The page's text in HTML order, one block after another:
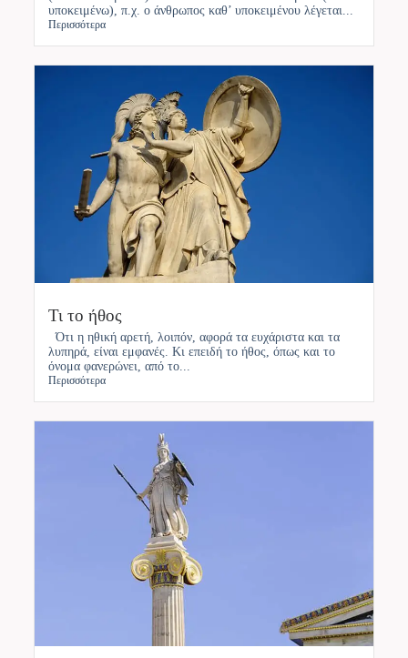
υποκειμένω), π.χ. ο άνθρωπος καθ’ υποκειμένου λέγεται...
Περισσότερα
Τι το ήθος
Ότι η ηθική αρετή, λοιπόν, αφορά τα ευχάριστα και τα
λυπηρά, είναι εμφανές. Κι επειδή το ήθος, όπως και το
όνομα φανερώνει, από το...
Περισσότερα